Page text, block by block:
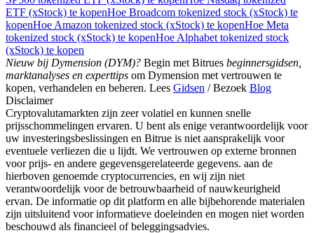
ETF (xStock) te kopenHoe Broadcom tokenized stock (xStock) te
kopenHoe Amazon tokenized stock (xStock) te kopenHoe Meta
tokenized stock (xStock) te kopenHoe Alphabet tokenized stock
(xStock) te kopen
Nieuw bij Dymension (DYM)? Begin met Bitrues beginnersgidsen,
marktanalyses en experttips om Dymension met vertrouwen te
kopen, verhandelen en beheren. Lees Gidsen / Bezoek Blog
Disclaimer
Cryptovalutamarkten zijn zeer volatiel en kunnen snelle
prijsschommelingen ervaren. U bent als enige verantwoordelijk voor
uw investeringsbeslissingen en Bitrue is niet aansprakelijk voor
eventuele verliezen die u lijdt. We vertrouwen op externe bronnen
voor prijs- en andere gegevensgerelateerde gegevens. aan de
hierboven genoemde cryptocurrencies, en wij zijn niet
verantwoordelijk voor de betrouwbaarheid of nauwkeurigheid
ervan. De informatie op dit platform en alle bijbehorende materialen
zijn uitsluitend voor informatieve doeleinden en mogen niet worden
beschouwd als financieel of beleggingsadvies.